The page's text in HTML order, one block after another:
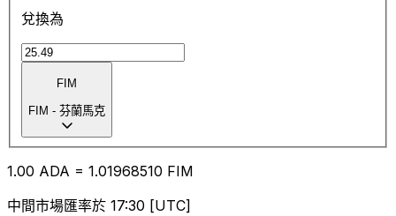
兌換為
FIM
FIM - 芬蘭馬克
1.00 ADA = 1.01968510 FIM
中間市場匯率於 17:30 [UTC]